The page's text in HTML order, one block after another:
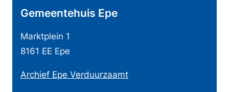
t
e
T
d
)
mGemeentehuis Epe
Marktplein 1
8161 EE Epe
Archief Epe Verduurzaamt